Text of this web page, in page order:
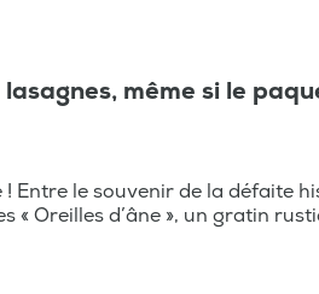
même si le
Entre le souvenir de la défaite
« Oreilles d’âne », un gratin